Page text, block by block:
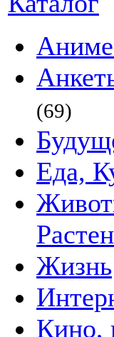
(69)
Еда,
Жизнь
Кино,